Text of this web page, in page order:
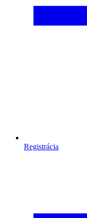
Registrácia